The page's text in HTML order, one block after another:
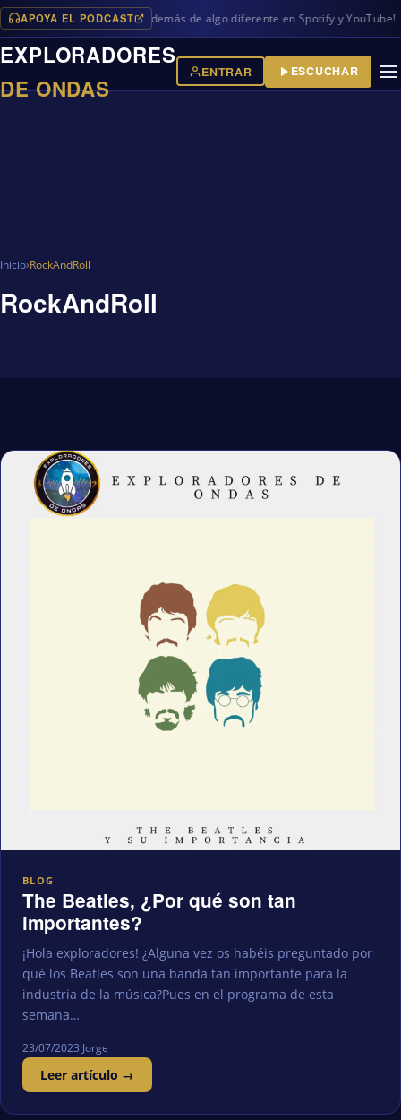
APOYA EL PODCAST
programas en iVoox, además de algo diferente en Spotify y YouTube!
EXPLORADORES
DE ONDAS
ENTRAR ESCUCHAR
Inicio›RockAndRoll
RockAndRoll
BLOG
The Beatles, ¿Por qué son tan
importantes?
¡Hola exploradores! ¿Alguna vez os habéis preguntado por
qué los Beatles son una banda tan importante para la
industria de la música?Pues en el programa de esta
semana…
23/07/2023·Jorge
Leer artículo →